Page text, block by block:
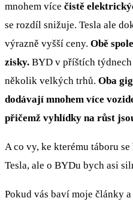
mnohem více čistě
se rozdíl snižuje. Tesla ale
výrazně vyšší ceny. Obě
zisky. BYD v příštích
několik velkých trhů. Oba
dodávají mnohem více
přičemž vyhlídky na růst
A co vy, ke kterému táboru
Tesla, ale o BYDu bych asi
Pokud vás baví moje články